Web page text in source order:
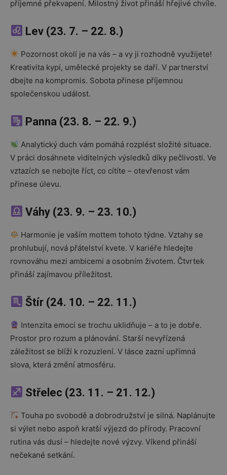
příjemné překvapení. Milostný život přináší hřejivé chvíle.
Lev (23. 7. – 22. 8.)
Pozornost okolí je na vás – a vy ji rozhodně využijete!
Kreativita kypí, umělecké projekty se daří. V partnerství
dbejte na kompromis. Sobota přinese příjemnou
společenskou událost.
Panna (23. 8. – 22. 9.)
Analytický duch vám pomáhá rozplést složité situace.
V práci dosáhnete viditelných výsledků díky pečlivosti. Ve
vztazích se nebojte říct, co cítíte – otevřenost vám
přinese úlevu.
Váhy (23. 9. – 23. 10.)
Harmonie je vaším mottem tohoto týdne. Vztahy se
prohlubují, nová přátelství kvete. V kariéře hledejte
rovnováhu mezi ambicemi a osobním životem. Čtvrtek
přináší zajímavou příležitost.
Štír (24. 10. – 22. 11.)
Intenzita emocí se trochu uklidňuje – a to je dobře.
Prostor pro rozum a plánování. Starší nevyřízená
záležitost se blíží k rozuzlení. V lásce zazní upřímná
slova, která změní atmosféru.
Střelec (23. 11. – 21. 12.)
Touha po svobodě a dobrodružství je silná. Naplánujte
si výlet nebo aspoň kratší výjezd do přírody. Pracovní
rutina vás dusí – hledejte nové výzvy. Víkend přináší
nečekané setkání.